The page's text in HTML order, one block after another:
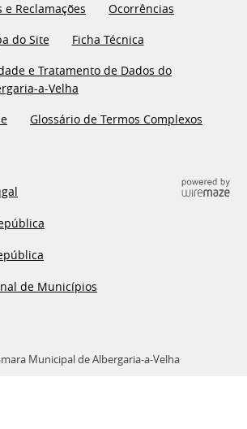
e Reclamações
Ocorrências
do Site
Ficha Técnica
e Tratamento de Dados do
a-Velha
Glossário de Termos Complexos
de Municípios
Municipal de Albergaria-a-Velha